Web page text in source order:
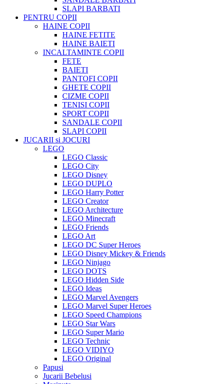
SLAPI BARBATI
PENTRU COPII
HAINE COPII
HAINE FETITE
HAINE BAIETI
INCALTAMINTE COPII
FETE
BAIETI
PANTOFI COPII
GHETE COPII
CIZME COPII
TENISI COPII
SPORT COPII
SANDALE COPII
SLAPI COPII
JUCARII si JOCURI
LEGO
LEGO Classic
LEGO City
LEGO Disney
LEGO DUPLO
LEGO Harry Potter
LEGO Creator
LEGO Architecture
LEGO Minecraft
LEGO Friends
LEGO Art
LEGO DC Super Heroes
LEGO Disney Mickey & Friends
LEGO Ninjago
LEGO DOTS
LEGO Hidden Side
LEGO Ideas
LEGO Marvel Avengers
LEGO Marvel Super Heroes
LEGO Speed Champions
LEGO Star Wars
LEGO Super Mario
LEGO Technic
LEGO VIDIYO
LEGO Original
Papusi
Jucarii Bebelusi